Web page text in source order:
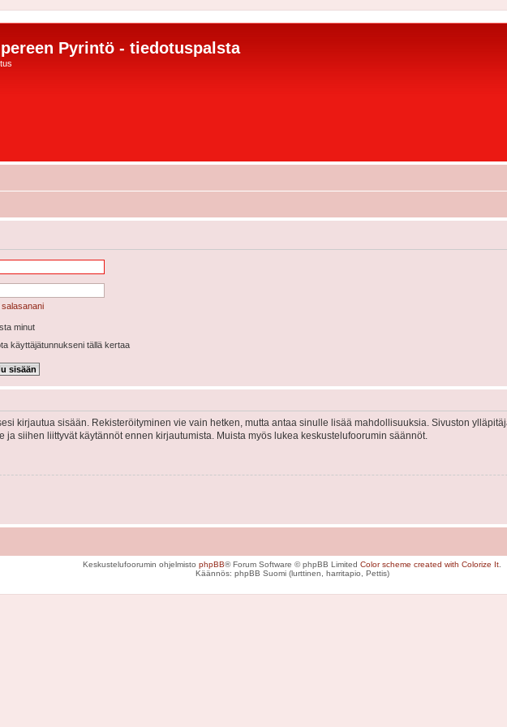
Pyrintö - tiedotuspalsta
minut
käyttäjätunnukseni tällä kertaa
kirjautua sisään. Rekisteröityminen vie vain hetken, mutta antaa sinulle lisää mahdollisuuksia. Sivuston
ja siihen liittyvät käytännöt ennen kirjautumista. Muista myös lukea keskustelufoorumin säännöt.
Keskustelufoorumin ohjelmisto phpBB® Forum Software © phpBB Limited Color scheme created with Colorize It
Käännös: phpBB Suomi (lurttinen, harritapio, Pettis)